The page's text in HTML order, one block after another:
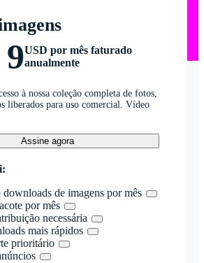
USD por mês faturado
anualmente
à nossa coleção completa de fotos,
liberados para uso comercial. Vídeo
Assine agora
de imagens por mês
por mês
necessária
mais rápidos
prioritário